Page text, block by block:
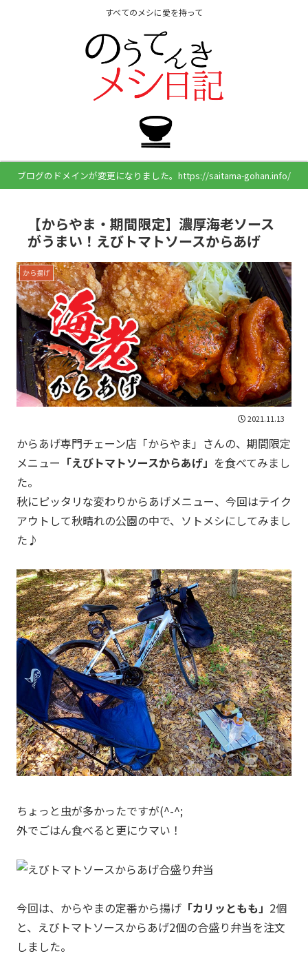
すべてのメシに愛を持って
ブログのドメインが変更になりました。https://saitama-gohan.info/
【からやま・期間限定】濃厚海老ソース
がうまい！えびトマトソースからあげ
から揚げ
2021.11.13
からあげ専門チェーン店「からやま」さんの、期間限定
メニュー 「えびトマトソースからあげ」 を食べてみまし
た。
秋にピッタリな変わりからあげメニュー、今回はテイク
アウトして秋晴れの公園の中で、ソトメシにしてみまし
た♪
ちょっと虫が多かったですが(^-^;
外でごはん食べると更にウマい！
今回は、からやまの定番から揚げ 「カリッともも」 2個
と、えびトマトソースからあげ2個の合盛り弁当を注文
しました。